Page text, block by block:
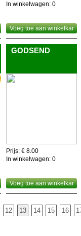
In winkelwagen: 0
Voeg toe aan winkelkar
GODSEND
Prijs: € 8.00
In winkelwagen: 0
Voeg toe aan winkelkar
12 13 14 15 16